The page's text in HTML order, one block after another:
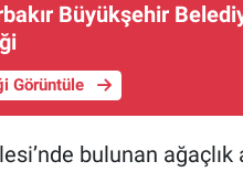
Büyükşehir
Görüntüle
bulunan